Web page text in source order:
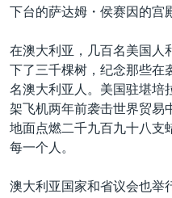
台海两岸关系
南中国海争端
关注西藏
关注新疆
GEN Z 看美国
下台的萨达姆・侯赛因的宫
在澳大利亚，几百名美国人
下了三千棵树，纪念那些在
名澳大利亚人。美国驻堪培
架飞机两年前袭击世界贸易
地面点燃二千九百九十八支
每一个人。
澳大利亚国家和省议会也举